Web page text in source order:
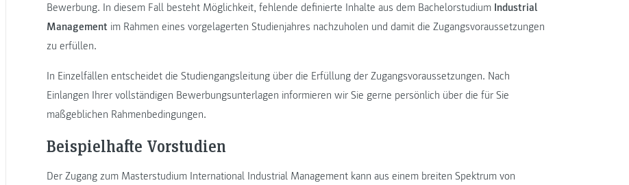
Bewerbung. In diesem Fall besteht Möglichkeit, fehlende definierte Inhalte aus dem Bachelorstudium Industrial
Management im Rahmen eines vorgelagerten Studienjahres nachzuholen und damit die Zugangsvoraussetzungen
zu erfüllen.
In Einzelfällen entscheidet die Studiengangsleitung über die Erfüllung der Zugangsvoraussetzungen. Nach
Einlangen Ihrer vollständigen Bewerbungsunterlagen informieren wir Sie gerne persönlich über die für Sie
maßgeblichen Rahmenbedingungen.
Beispielhafte Vorstudien
Der Zugang zum Masterstudium International Industrial Management kann aus einem breiten Spektrum von